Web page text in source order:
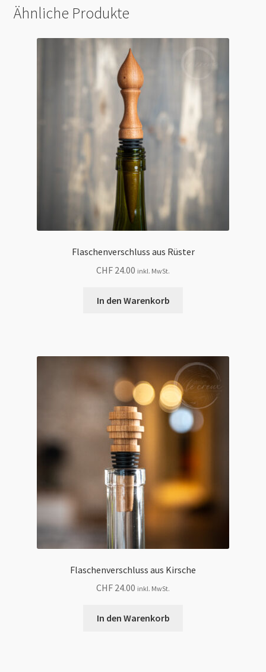
Ähnliche Produkte
Flaschenverschluss aus Rüster
CHF 24.00 inkl. MwSt.
In den Warenkorb
Flaschenverschluss aus Kirsche
CHF 24.00 inkl. MwSt.
In den Warenkorb